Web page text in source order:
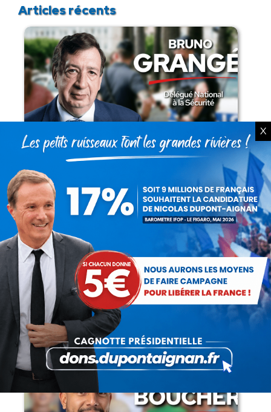
Articles récents
Présomption de légitimité de l’usage des
armes par les forces de l’ordre
Lorsque tout flambe et que l’État
s’affaisse.
X